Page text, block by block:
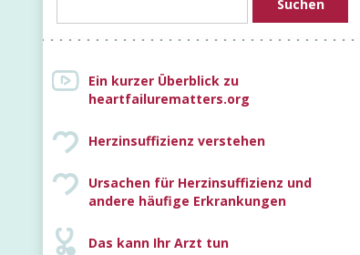
Ein kurzer Überblick zu
heartfailurematters.org
Herzinsuffizienz verstehen
Ursachen für Herzinsuffizienz und
andere häufige Erkrankungen
Das kann Ihr Arzt tun